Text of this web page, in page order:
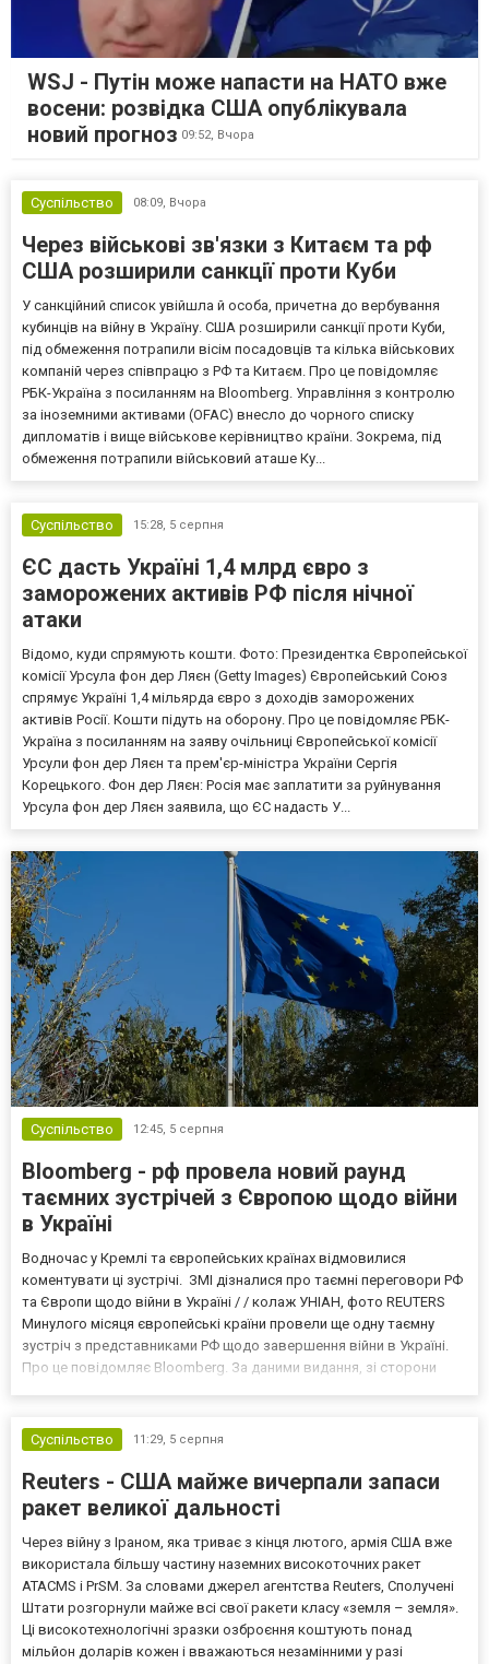
WSJ - Путін може напасти на НАТО вже
восени: розвідка США опублікувала
новий прогноз 09:52, Вчора
Суспільство 08:09, Вчора
Через військові зв'язки з Китаєм та рф
США розширили санкції проти Куби
У санкційний список увійшла й особа, причетна до вербування
кубинців на війну в Україну. США розширили санкції проти Куби,
під обмеження потрапили вісім посадовців та кілька військових
компаній через співпрацю з РФ та Китаєм. Про це повідомляє
РБК-Україна з посиланням на Bloomberg. Управління з контролю
за іноземними активами (OFAC) внесло до чорного списку
дипломатів і вище військове керівництво країни. Зокрема, під
обмеження потрапили військовий аташе Ку...
Суспільство 15:28, 5 серпня
ЄС дасть Україні 1,4 млрд євро з
заморожених активів РФ після нічної
атаки
Відомо, куди спрямують кошти. Фото: Президентка Європейської
комісії Урсула фон дер Ляєн (Getty Images) Європейський Союз
спрямує Україні 1,4 мільярда євро з доходів заморожених
активів Росії. Кошти підуть на оборону. Про це повідомляє РБК-
Україна з посиланням на заяву очільниці Європейської комісії
Урсули фон дер Ляєн та прем'єр-міністра України Сергія
Корецького. Фон дер Ляєн: Росія має заплатити за руйнування
Урсула фон дер Ляєн заявила, що ЄС надасть У...
Суспільство 12:45, 5 серпня
Bloomberg - рф провела новий раунд
таємних зустрічей з Європою щодо війни
в Україні
Водночас у Кремлі та європейських країнах відмовилися
коментувати ці зустрічі. ЗМІ дізналися про таємні переговори РФ
та Європи щодо війни в Україні / / колаж УНІАН, фото REUTERS
Минулого місяця європейські країни провели ще одну таємну
зустріч з представниками РФ щодо завершення війни в Україні.
Про це повідомляє Bloomberg. За даними видання, зі сторони
Суспільство
11:29, 5 серпня
Reuters - США майже вичерпали запаси
ракет великої дальності
Через війну з Іраном, яка триває з кінця лютого, армія США вже
використала більшу частину наземних високоточних ракет
ATACMS і PrSM. За словами джерел агентства Reuters, Сполучені
Штати розгорнули майже всі свої ракети класу «земля – земля».
Ці високотехнологічні зразки озброєння коштують понад
мільйон доларів кожен і вважаються незамінними у разі